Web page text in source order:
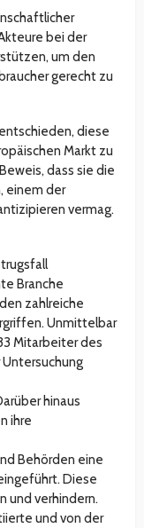
bei der
um den
gerecht zu
diese
Markt zu
dass sie die
einem der
vermag.
Branche
zahlreiche
Unmittelbar
Mitarbeiter des
hinaus
ihre
Behörden eine
Diese
und verhindern.
und von der